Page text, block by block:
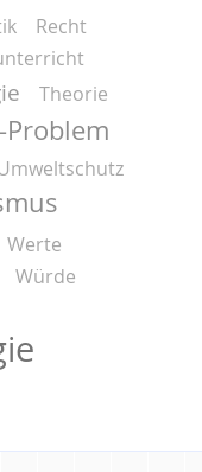
Recht
Theorie
Werte
Würde